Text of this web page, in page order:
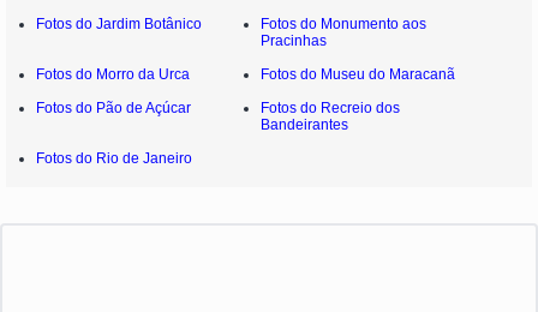
Fotos do Jardim Botânico
Fotos do Monumento aos
Pracinhas
Fotos do Morro da Urca
Fotos do Museu do Maracanã
Fotos do Pão de Açúcar
Fotos do Recreio dos
Bandeirantes
Fotos do Rio de Janeiro